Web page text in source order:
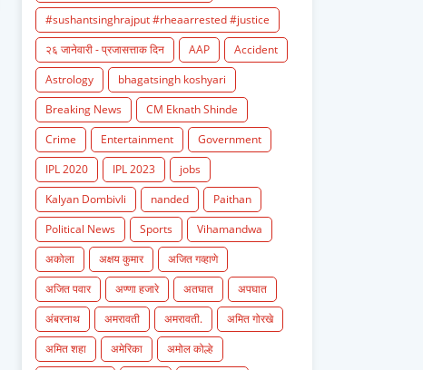
#sushantsinghrajput #rheaarrested #justice
२६ जानेवारी - प्रजासत्ताक दिन
AAP
Accident
Astrology
bhagatsingh koshyari
Breaking News
CM Eknath Shinde
Crime
Entertainment
Government
IPL 2020
IPL 2023
jobs
Kalyan Dombivli
nanded
Paithan
Political News
Sports
Vihamandwa
अकोला
अक्षय कुमार
अजित गव्हाणे
अजित पवार
अण्णा हजारे अतघात
अपघात
अंबरनाथ
अमरावती अमरावती.
अमित गोरखे
अमित शहा
अमेरिका
अमोल कोल्हे